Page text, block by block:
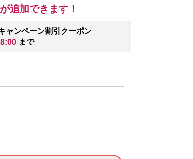
が追加できます！
ャンペーン割引クーポン
まで